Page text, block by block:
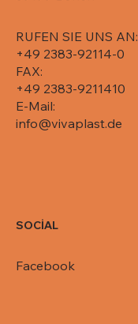
RUFEN SIE UNS AN:
+49 2383-92114-0
FAX:
+49 2383-9211410
E-Mail:
info@vivaplast.de
SOCİAL
Facebook